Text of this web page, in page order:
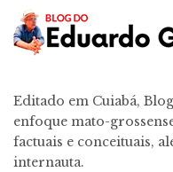
Editado em Cuiabá,
enfoque mato-
factuais e conceituais,
internauta.